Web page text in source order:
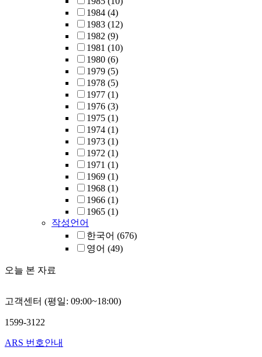
1984 (4)
1983 (12)
1982 (9)
1981 (10)
1980 (6)
1979 (5)
1978 (5)
1977 (1)
1976 (3)
1975 (1)
1974 (1)
1973 (1)
1972 (1)
1971 (1)
1969 (1)
1968 (1)
1966 (1)
1965 (1)
작성언어
한국어 (676)
영어 (49)
오늘 본 자료
고객센터 (평일: 09:00~18:00)
1599-3122
ARS 번호안내